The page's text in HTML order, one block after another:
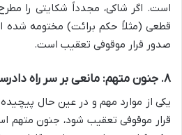
است. اگر شاکی، مجدداً شکایتی را
قطعی (مثلاً حکم برائت) مختومه
صدور قرار موقوفی تعقیب است.
۸. جنون متهم: مانعی بر سر راه دادرسی
یکی از موارد مهم و در عین حال
قرار موقوفی تعقیب شود، جنون متهم